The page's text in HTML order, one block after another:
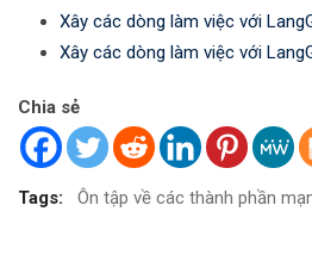
Xây các dòng làm việc với
Xây các dòng làm việc với
Chia sẻ
Tags: Ôn tập về các thành phần